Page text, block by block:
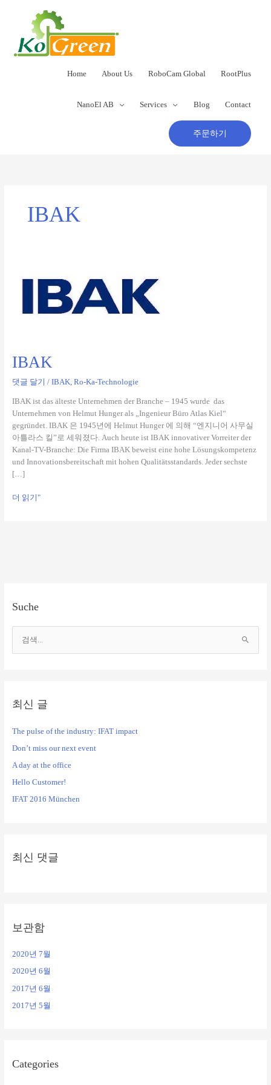
Home About Us RoboCam Global RootPlus
NanoEl AB Services Blog Contact
주문하기
IBAK
IBAK
댓글 달기 / IBAK, Ro-Ka-Technologie
IBAK ist das älteste Unternehmen der Branche – 1945 wurde das
Unternehmen von Helmut Hunger als „Ingenieur Büro Atlas Kiel“
gegründet. IBAK 은 1945년에 Helmut Hunger 에 의해 “엔지니어 사무실
아틀라스 킬”로 세워졌다. Auch heute ist IBAK innovativer Vorreiter der
Kanal-TV-Branche: Die Firma IBAK beweist eine hohe Lösungskompetenz
und Innovationsbereitschaft mit hohen Qualitätsstandards. Jeder sechste
[…]
더 읽기"
Suche
최신 글
The pulse of the industry: IFAT impact
Don’t miss our next event
A day at the office
Hello Customer!
IFAT 2016 München
최신 댓글
보관함
2020년 7월
2020년 6월
2017년 6월
2017년 5월
Categories